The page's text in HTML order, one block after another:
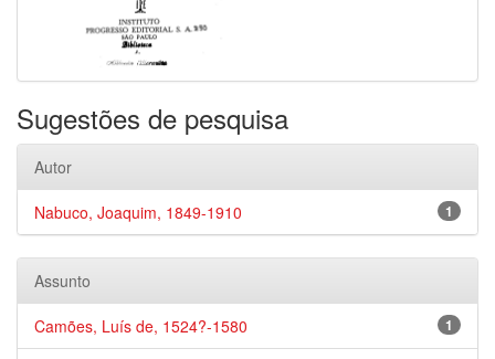
Sugestões de pesquisa
Autor
1
Nabuco, Joaquim, 1849-1910
Assunto
1
Camões, Luís de, 1524?-1580